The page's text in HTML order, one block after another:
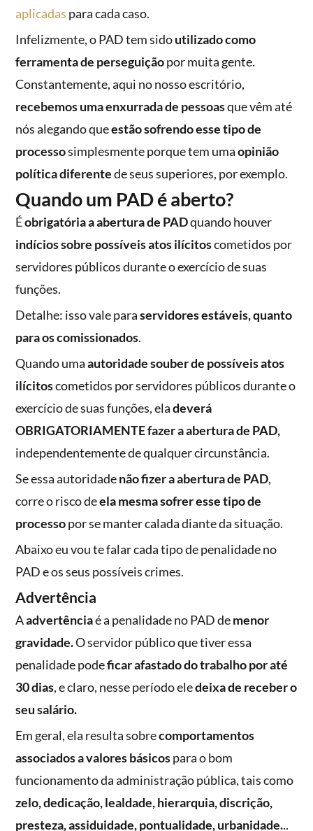
aplicadas para cada caso.
Infelizmente, o PAD tem sidoutilizado como
ferramenta de perseguiçãopor muita gente.
Constantemente, aqui no nosso escritório,
recebemos uma enxurrada de pessoasque vêm até
nós alegando queestão sofrendo esse tipo de
processosimplesmente porque tem umaopinião
política diferentede seus superiores, por exemplo.
Quando um PAD é aberto?
Éobrigatória a abertura de PADquando houver
indícios sobre possíveis atos ilícitoscometidos por
servidores públicos durante o exercício de suas
funções.
Detalhe: isso vale paraservidores estáveis, quanto
para os comissionados.
Quando umaautoridade souber de possíveis atos
ilícitoscometidos por servidores públicos durante o
exercício de suas funções, eladeverá
OBRIGATORIAMENTE fazer a abertura de PAD,
independentemente de qualquer circunstância.
Se essa autoridadenão fizer a abertura de PAD,
corre o risco deela mesma sofrer esse tipo de
processopor se manter calada diante da situação.
Abaixo eu vou te falar cada tipo de penalidade no
PAD e os seus possíveis crimes.
Advertência
Aadvertênciaé a penalidade no PAD demenor
gravidade.O servidor público que tiver essa
penalidade podeficar afastado do trabalho por até
30 dias, e claro, nesse período eledeixa de receber o
seu salário.
Em geral, ela resulta sobrecomportamentos
associados a valores básicospara o bom
funcionamento da administração pública, tais como
zelo, dedicação, lealdade, hierarquia, discrição,
presteza, assiduidade, pontualidade, urbanidade...